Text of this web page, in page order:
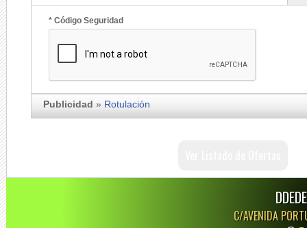
* Código Seguridad
Publicidad » Rotulación
C/AVENIDA